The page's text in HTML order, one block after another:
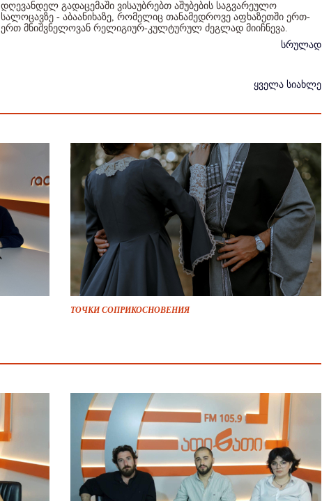
დღევანდელ გადაცემაში ვისაუბრებთ აშუბების საგვარეულო
სალოცავზე - აბაანიხაზე, რომელიც თანამედროვე აფხაზეთში ერთ-
ერთ მნიშვნელოვან რელიგიურ-კულტურულ ძეგლად მიიჩნევა.
სრულად
ყველა სიახლე
ТОЧКИ СОПРИКОСНОВЕНИЯ